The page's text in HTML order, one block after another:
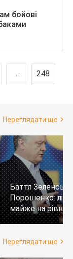
бойові
... 248
Переглядати ще
Баттл
Порошенко:
майже на
тих, хто не
Переглядати ще